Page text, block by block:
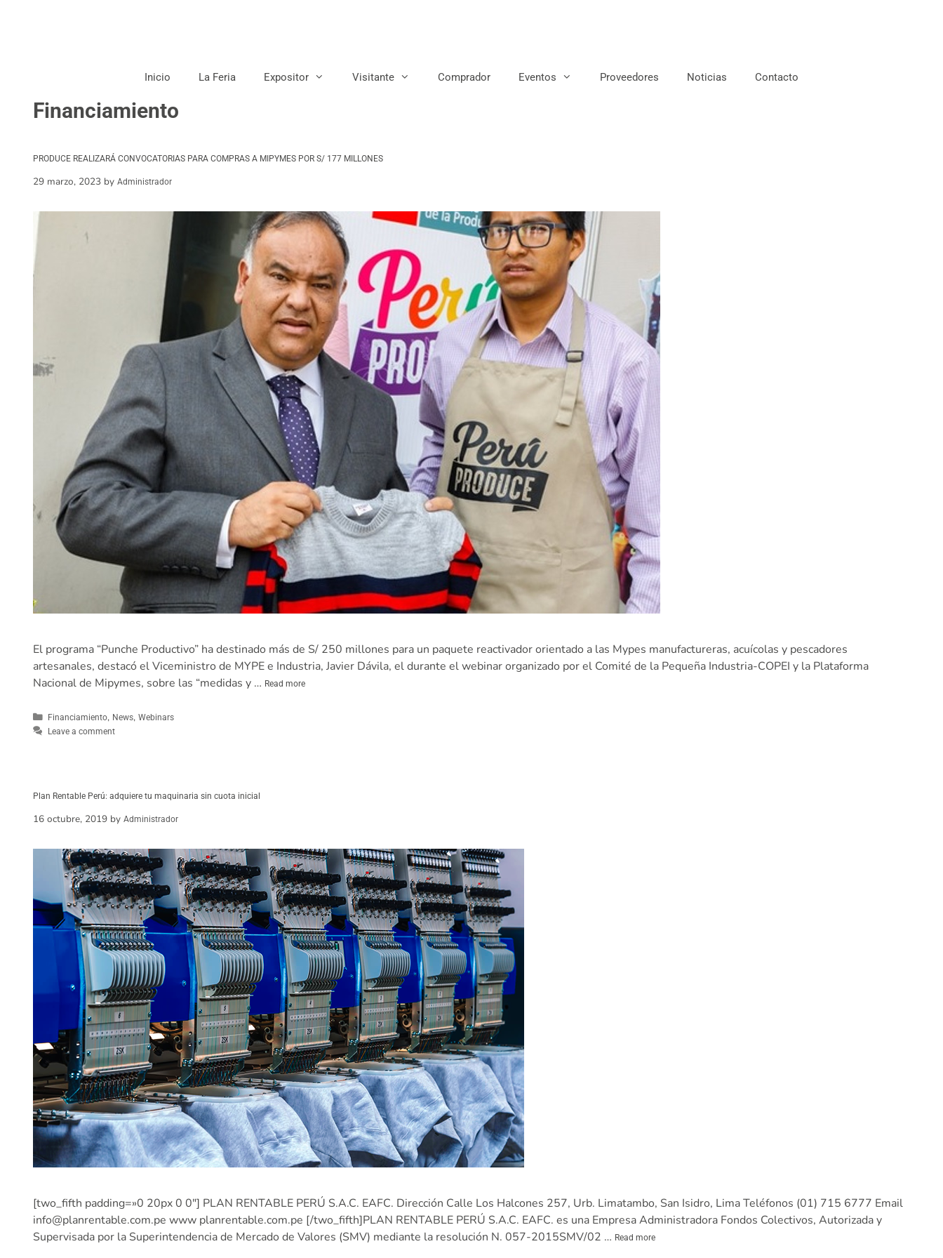
Inicio La Feria Expositor Visitante Comprador Eventos Proveedores Noticias Contacto
Financiamiento
PRODUCE REALIZARÁ CONVOCATORIAS PARA COMPRAS A MIPYMES POR S/ 177 MILLONES
29 marzo, 2023 by Administrador
El programa “Punche Productivo” ha destinado más de S/ 250 millones para un paquete reactivador orientado a las Mypes manufactureras, acuícolas y pescadores
artesanales, destacó el Viceministro de MYPE e Industria, Javier Dávila, el durante el webinar organizado por el Comité de la Pequeña Industria-COPEI y la Plataforma
Nacional de Mipymes, sobre las “medidas y … Read more
Financiamiento, News,Webinars
Leave a comment
Plan Rentable Perú: adquiere tu maquinaria sin cuota inicial
16 octubre, 2019 by Administrador
[two_fifth padding=»0 20px 0 0″] PLAN RENTABLE PERÚ S.A.C. EAFC. Dirección Calle Los Halcones 257, Urb. Limatambo, San Isidro, Lima Teléfonos (01) 715 6777 Email
info@planrentable.com.pe www planrentable.com.pe [/two_fifth]PLAN RENTABLE PERÚ S.A.C. EAFC. es una Empresa Administradora Fondos Colectivos, Autorizada y
Supervisada por la Superintendencia de Mercado de Valores (SMV) mediante la resolución N. 057-2015SMV/02 … Read more